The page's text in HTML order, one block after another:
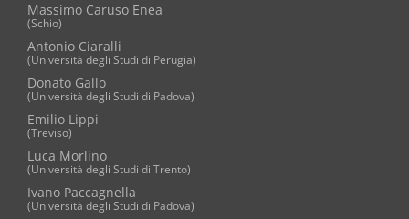
Massimo Caruso Enea
(Schio)
Antonio Ciaralli
(Università degli Studi di Perugia)
Donato Gallo
(Università degli Studi di Padova)
Emilio Lippi
(Treviso)
Luca Morlino
(Università degli Studi di Trento)
Ivano Paccagnella
(Università degli Studi di Padova)